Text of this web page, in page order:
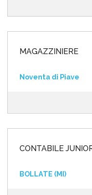
MAGAZZINIERE
Noventa di Piave
CONTABILE
BOLLATE (MI)